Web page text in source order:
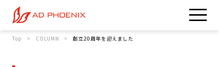
Top COLUMN 創立20周年を迎えました